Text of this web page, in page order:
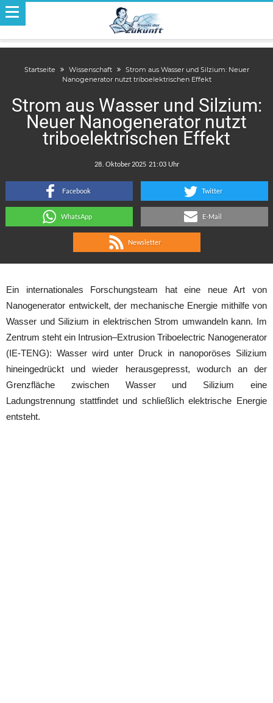
Startseite Wissenschaft
Strom aus Wasser und Silzium: Neuer
Nanogenerator nutzt triboelektrischen Effekt
Strom aus Wasser und Silzium:
Neuer Nanogenerator nutzt
triboelektrischen Effekt
:
Facebook Twitter
WhatsApp E-Mail
Newsletter
Ein internationales Forschungsteam hat eine neue Art von
Nanogenerator entwickelt, der mechanische Energie mithilfe von
Wasser und Silizium in elektrischen Strom umwandeln kann. Im
Zentrum steht ein Intrusion–Extrusion Triboelectric Nanogenerator
(IE-TENG): Wasser wird unter Druck in nanoporöses Silizium
hineingedrückt und wieder herausgepresst, wodurch an der
Grenzfläche zwischen Wasser und Silizium eine
Ladungstrennung stattfindet und schließlich elektrische Energie
entsteht.